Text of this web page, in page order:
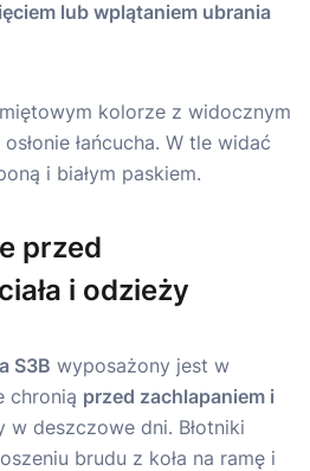
lub wplątaniem ubrania
przed
i odzieży
S3B wyposażony jest w
chronią przed zachlapaniem i
w deszczowe dni. Błotniki
brudu z koła na ramę i